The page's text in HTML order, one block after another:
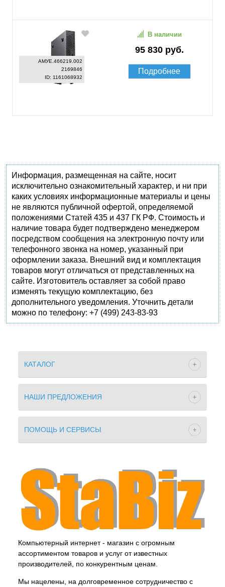
АМУЕ.466219.002
2169846
ID: 1161068932
95 830 руб.
В наличии
Подробнее
Информация, размещенная на сайте, носит
исключительно ознакомительный характер, и ни при
каких условиях информационные материалы и цены
не являются публичной офертой, определяемой
положениями Статей 435 и 437 ГК РФ. Стоимость и
наличие товара будет подтверждено менеджером
посредством сообщения на электронную почту или
телефонного звонка на номер, указанный при
оформлении заказа. Внешний вид и комплектация
товаров могут отличаться от представленных на
сайте. Изготовитель оставляет за собой право
изменять текущую комплектацию, без
дополнительного уведомления. Уточнить детали
можно по телефону: +7 (499) 243-83-93
КАТАЛОГ
НАШИ ПРЕДЛОЖЕНИЯ
ПОМОЩЬ И СЕРВИСЫ
Компьютерный интернет - магазин с огромным
ассортиментом товаров и услуг от известных
производителей, по конкурентным ценам.
Мы нацелены, на долговременное сотрудничество с